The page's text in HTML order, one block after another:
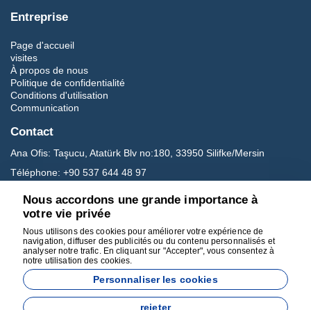
Entreprise
Page d'accueil
visites
À propos de nous
Politique de confidentialité
Conditions d'utilisation
Communication
Contact
Ana Ofis: Taşucu, Atatürk Blv no:180, 33950 Silifke/Mersin
Téléphone: +90 537 644 48 97
Réseaux sociaux
Nous accordons une grande importance à
votre vie privée
Nous utilisons des cookies pour améliorer votre expérience de
navigation, diffuser des publicités ou du contenu personnalisés et
analyser notre trafic. En cliquant sur "Accepter", vous consentez à
notre utilisation des cookies.
Personnaliser les cookies
rejeter